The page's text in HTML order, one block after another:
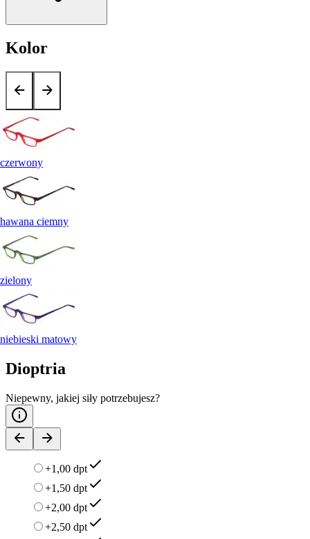
Kolor
czerwony
hawana ciemny
zielony
niebieski matowy
Dioptria
Niepewny, jakiej siły potrzebujesz?
+1,00 dpt
+1,50 dpt
+2,00 dpt
+2,50 dpt